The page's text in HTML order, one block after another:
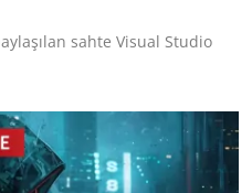
sahte Visual Studio